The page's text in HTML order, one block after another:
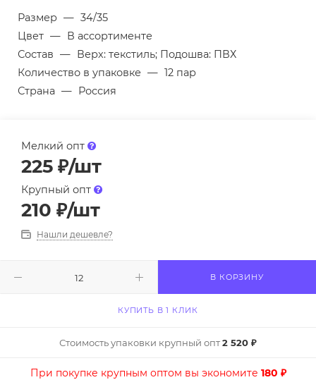
Размер — 34/35
Цвет — В ассортименте
Состав — Верх: текстиль; Подошва: ПВХ
Количество в упаковке — 12 пар
Страна — Россия
Мелкий опт
225 ₽/шт
Крупный опт
210 ₽/шт
Нашли дешевле?
В КОРЗИНУ
КУПИТЬ В 1 КЛИК
Стоимость упаковки крупный опт2 520 ₽
При покупке крупным оптом вы экономите 180 ₽